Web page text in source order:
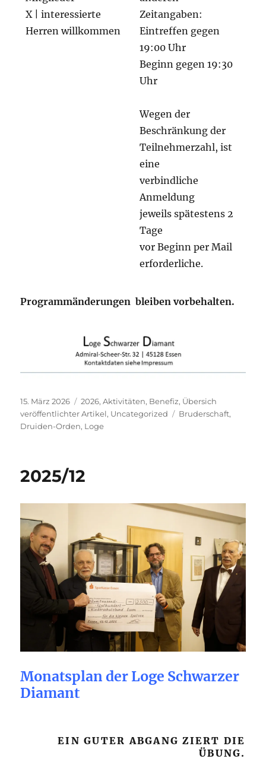
X | interessierte
Herren willkommen
Zeitangaben:
Eintreffen gegen
19:00 Uhr
Beginn gegen 19:30
Uhr
Wegen der
Beschränkung der
Teilnehmerzahl, ist
eine
verbindliche
Anmeldung
jeweils spätestens 2
Tage
vor Beginn per Mail
erforderliche.
Programmänderungen bleiben vorbehalten.
Veröffentlicht
am
15. März 2026 Kategorien
2026,Aktivitäten, Benefiz, Übersich
veröffentlichter Artikel, Uncategorized Schlagwörter
Bruderschaft,
Druiden-Orden, Loge
2025/12
Monatsplan der Loge Schwarzer
Diamant
EIN GUTER ABGANG ZIERT DIE
ÜBUNG.